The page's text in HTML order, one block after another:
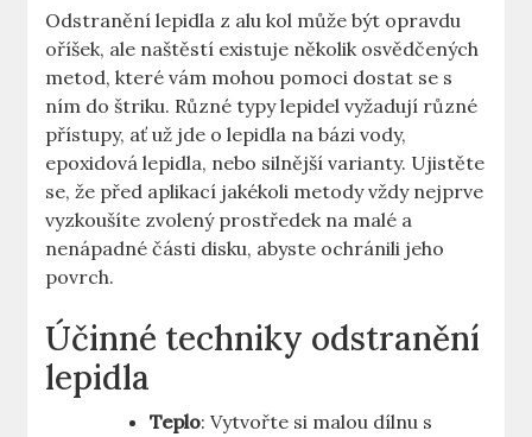
Odstranění lepidla z alu kol může být opravdu
oříšek, ale naštěstí existuje několik osvědčených
metod, které vám mohou pomoci ⁤dostat se s
ním do⁢ štriku. Různé typy lepidel vyžadují různé
přístupy, ať už jde​ o lepidla na‍ bázi vody,
epoxidová lepidla, nebo silnější varianty. Ujistěte
se, že před aplikací jakékoli‌ metody vždy nejprve
vyzkoušíte‍ zvolený prostředek na malé a
nenápadné části ‍disku,⁢ abyste ochránili jeho
povrch.
Účinné techniky odstranění
lepidla
Teplo: Vytvořte si malou dílnu s